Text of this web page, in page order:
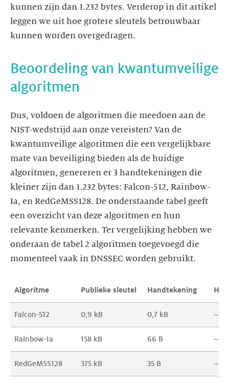
kunnen zijn dan 1.232 bytes. Verderop in dit artikel
leggen we uit hoe grotere sleutels betrouwbaar
kunnen worden overgedragen.
Beoordeling van kwantumveilige
algoritmen
Dus, voldoen de algoritmen die meedoen aan de
NIST-wedstrijd aan onze vereisten? Van de
kwantumveilige algoritmen die een vergelijkbare
mate van beveiliging bieden als de huidige
algoritmen, genereren er 3 handtekeningen die
kleiner zijn dan 1.232 bytes: Falcon-512, Rainbow-
Ia, en RedGeMSS128. De onderstaande tabel geeft
een overzicht van deze algoritmen en hun
relevante kenmerken. Ter vergelijking hebben we
onderaan de tabel 2 algoritmen toegevoegd die
momenteel vaak in DNSSEC worden gebruikt.
Algoritme Publieke sleutel Handtekening
Falcon-512 0,9 kB 0,7 kB
Rainbow-Ia 158 kB 66 B
RedGeMSS128 375 kB 35 B